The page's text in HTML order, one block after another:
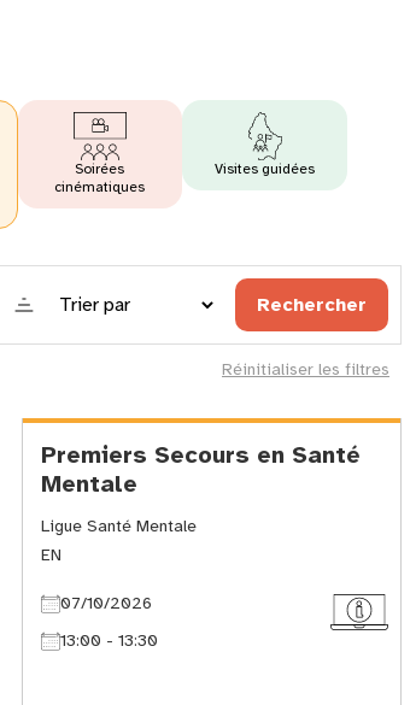
Soirées
cinématiques
Visites guidées
Trier
par
Rechercher
Réinitialiser les filtres
Premiers Secours en Santé
Mentale
Ligue Santé Mentale
EN
07/10/2026
13:00 - 13:30